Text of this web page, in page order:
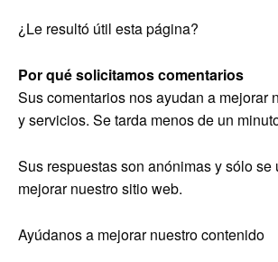
¿Le resultó útil esta página?
Por qué solicitamos comentarios
Sus comentarios nos ayudan a mejorar
y servicios. Se tarda menos de un
Sus respuestas son anónimas y sólo se
mejorar nuestro sitio web.
Ayúdanos a mejorar nuestro contenido